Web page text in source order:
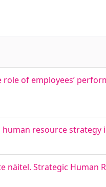
of employees’
resource strategy
Strategic Human